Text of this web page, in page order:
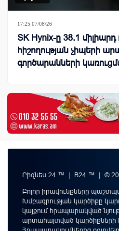
17:25 07/08/26
SK Hynix-ը 38.1 միլիարդ
հիշողության չիպերի
գործարանների
Բիզնես 24 ™ | B24 ™ | ©
Բոլոր իրավունքները
Խմբագրության կարծիքը
կայքում հրապարակված
արտահայտված կարծիքների